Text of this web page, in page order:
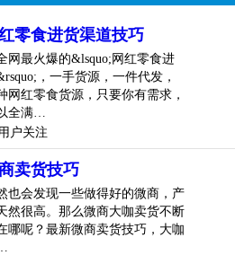
商怎么找一手货源？现在做微商
巴是专门提供货源的地方，大家
场或者厂商进货
零食进货渠道技巧
网最火爆的&lsquo;网红零食进
，一手货源，一件代发，
网红零食货源，只要你有需求，
全满…
户关注
卖货技巧
也会发现一些做得好的微商，产
然很高。那么微商大咖卖货不断
哪呢？最新微商卖货技巧，大咖